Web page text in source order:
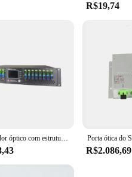
R$19,74
Amplificador óptico com estrutura do módulo dopado com érbio, equipamento de transmissão de sinal, alta potência, FTTH, CATV, EDFA, WDM, 19dBm, 32 portas, 1550nm
R$2.086,69